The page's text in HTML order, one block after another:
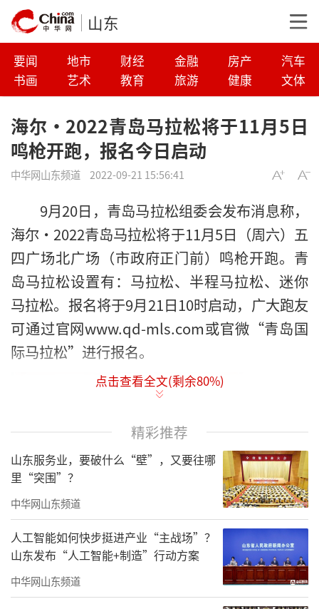
山东
要闻 地市 财经 金融 房产
汽车
书画
艺术 教育 旅游 健康 文体
海尔·2022青岛马拉松将于11月5日
鸣枪开跑，报名今日启动
中华网山东频道 2022-09-21 15:56:41
9月20日，青岛马拉松组委会发布消息称，
海尔•2022青岛马拉松将于11月5日（周六）五
四广场北广场（市政府正门前）鸣枪开跑。青
岛马拉松设置有：马拉松、半程马拉松、迷你
马拉松。报名将于9月21日10时启动，广大跑友
可通过官网www.qd-mls.com或官微“青岛国
际马拉松”进行报名。
点击查看全文(剩余80%)
精彩推荐
山东服务业，要破什么“壁”，又要往哪
里“突围”？
中华网山东频道
人工智能如何快步挺进产业“主战场”？
山东发布“人工智能+制造”行动方案
中华网山东频道